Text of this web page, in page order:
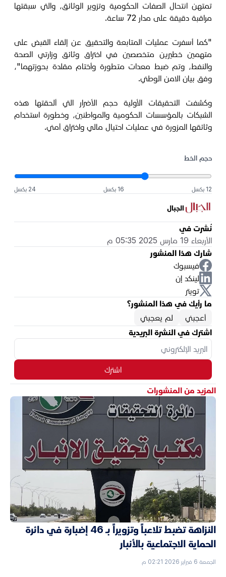
تمتهن انتحال الصفات الحكومية وتزوير الوثائق، والتي سبقتها
مراقبة دقيقة على مدار 72 ساعة.
"كما أسفرت عمليات المتابعة والتحقيق عن إلقاء القبض على
متهمين خطيرين متخصصين في اختراق وثائق وزارتي الصحة
والنفط، وتم ضبط معدات متطورة وأختام مقلدة بحوزتهما"،
وفق بيان الامن الوطني.
وكشفت التحقيقات الأولية حجم الأضرار التي ألحقتها هذه
الشبكات بالمؤسسات الحكومية والمواطنين، وخطورة استخدام
وثائقها المزورة في عمليات احتيال مالي واختراق أمني.
حجم الخط
12 بكسل 16 بكسل 24 بكسل
الجبال
نُشرت في
الأربعاء 19 مارس 2025 05:35 م
شارك هذا المنشور
فيسبوك
لينكد إن
تويتر
ما رأيك في هذا المنشور؟
أعجبني
لم يعجبني
اشترك في النشرة البريدية
اشترك
المزيد من المنشورات
النزاهة تضبط تلاعباً وتزويراً بـ 46 إضبارة في دائرة
الحماية الاجتماعية بالأنبار
الجمعة 6 فبراير 2026 02:21 م